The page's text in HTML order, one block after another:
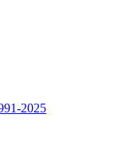
2025